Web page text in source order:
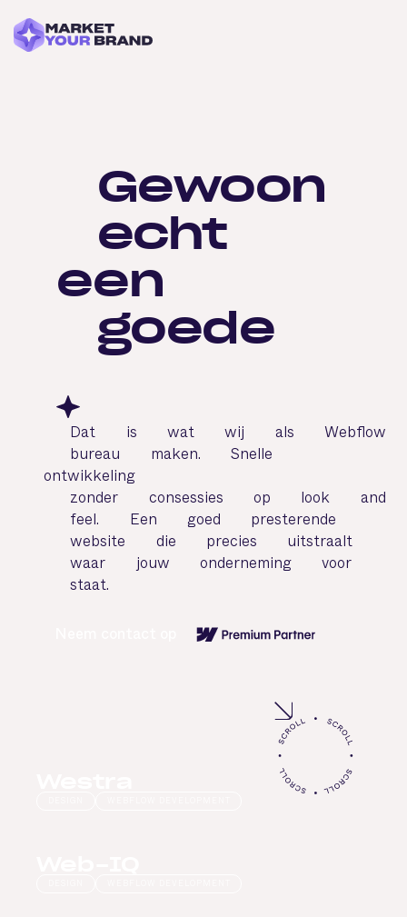
Gewoon
echt
een
goede
Dat is wat wij als
Webflow
bureau
maken.
Snelle
ontwikkeling
zonder
consessies op look
and
feel.
Een goed
presterende
website
die precies
uitstraalt
waar
jouw onderneming
voor
staat.